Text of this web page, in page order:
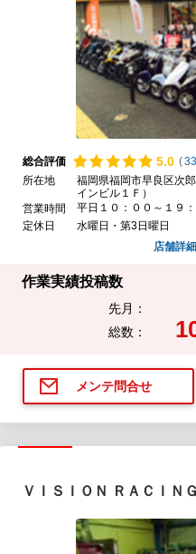
総合評価 5.0 (
所在地
福岡県福岡市早良区次
インビル１Ｆ）
営業時間
平日１０：００～１９
定休日
水曜日・第3日曜日
店舗詳
作業実績投稿数
先月：
総数：
メンテ問合せ
ＶＩＳＩＯＮ ＲＡＣＩＮ